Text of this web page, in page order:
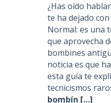
¿Has oído
te ha dejado
Normal: es una
que aprovecha
bombines
noticia es que
esta guía te
tecnicismos
bombín […]